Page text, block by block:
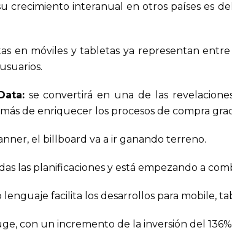
crecimiento interanual en otros países es
en móviles y tabletas ya representan
se convertirá en una de las
de enriquecer los procesos de compra
el billboard va a ir ganando terreno.
las planificaciones y está empezando a
lenguaje facilita los desarrollos para mobile,
con un incremento de la inversión del